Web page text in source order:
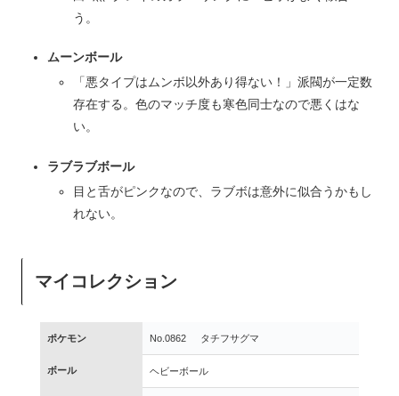
う。
ムーンボール
「悪タイプはムンボ以外あり得ない！」派閥が一定数
存在する。色のマッチ度も寒色同士なので悪くはな
い。
ラブラブボール
目と舌がピンクなので、ラブボは意外に似合うかもし
れない。
マイコレクション
ポケモン No.0862 タチフサグマ
ボール ヘビーボール